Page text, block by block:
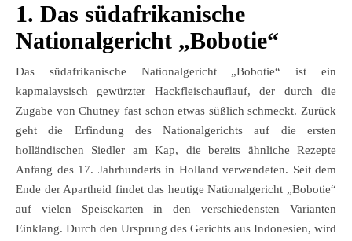
1. Das südafrikanische
Nationalgericht „Bobotie“
Das südafrikanische Nationalgericht „Bobotie“ ist ein
kapmalaysisch gewürzter Hackfleischauflauf, der durch die
Zugabe von Chutney fast schon etwas süßlich schmeckt. Zurück
geht die Erfindung des Nationalgerichts auf die ersten
holländischen Siedler am Kap, die bereits ähnliche Rezepte
Anfang des 17. Jahrhunderts in Holland verwendeten. Seit dem
Ende der Apartheid findet das heutige Nationalgericht „Bobotie“
auf vielen Speisekarten in den verschiedensten Varianten
Einklang. Durch den Ursprung des Gerichts aus Indonesien, wird